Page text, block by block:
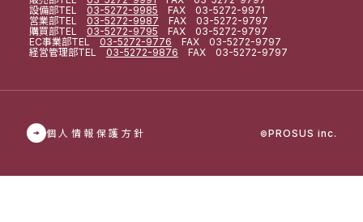
設備部TEL 03-5272-9985 FAX 03-5272-9971
営業部TEL 03-5272-9987 FAX 03-5272-9797
購買部TEL 03-5272-9795 FAX 03-5272-9797
EC事業部TEL 03-5272-9776 FAX 03-5272-9797
経営管理部TEL 03-5272-9876 FAX 03-5272-9797
個人情報保護方針 ©PROSUS inc.